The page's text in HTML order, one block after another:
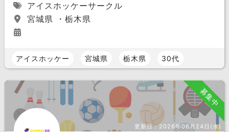
アイスホッケーサークル
宮城県 ・栃木県
アイスホッケー 宮城県 栃木県 30代
募集中
更新日：2026年06月24日(水)